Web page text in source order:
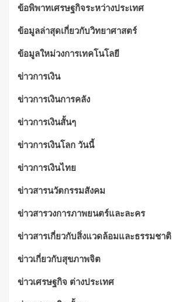
ข้อพิพาทเศรษฐกิจระหว่างประเทศ
ข้อมูลล่าสุดเกี่ยวกับวิทยาศาสตร์
ข้อมูลใหม่วงการเทคโนโลยี
ข่าวการเงิน
ข่าวการเงินการคลัง
ข่าวการเงินสั้นๆ
ข่าวการเงินโลก วันนี้
ข่าวการเงินไทย
ข่าวสารนวัตกรรมสังคม
ข่าวสารวงการภาพยนตร์และละคร
ข่าวสารเกี่ยวกับสิ่งแวดล้อมและธรรมชาติ
ข่าวเกี่ยวกับสุขภาพจิต
ข่าวเศรษฐกิจ ต่างประเทศ